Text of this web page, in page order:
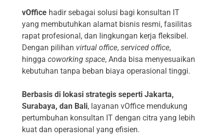
vOffice hadir sebagai solusi bagi konsultan IT
yang membutuhkan alamat bisnis resmi, fasilitas
rapat profesional, dan lingkungan kerja fleksibel.
Dengan pilihan virtual office, serviced office,
hingga coworking space, Anda bisa menyesuaikan
kebutuhan tanpa beban biaya operasional tinggi.
Berbasis di lokasi strategis seperti Jakarta,
Surabaya, dan Bali, layanan vOffice mendukung
pertumbuhan konsultan IT dengan citra yang lebih
kuat dan operasional yang efisien.